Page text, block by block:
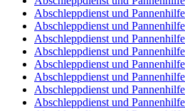
Abschleppdienst und
Abschleppdienst und
Abschleppdienst und
Abschleppdienst und
Abschleppdienst und
Abschleppdienst und
Abschleppdienst und
Abschleppdienst und